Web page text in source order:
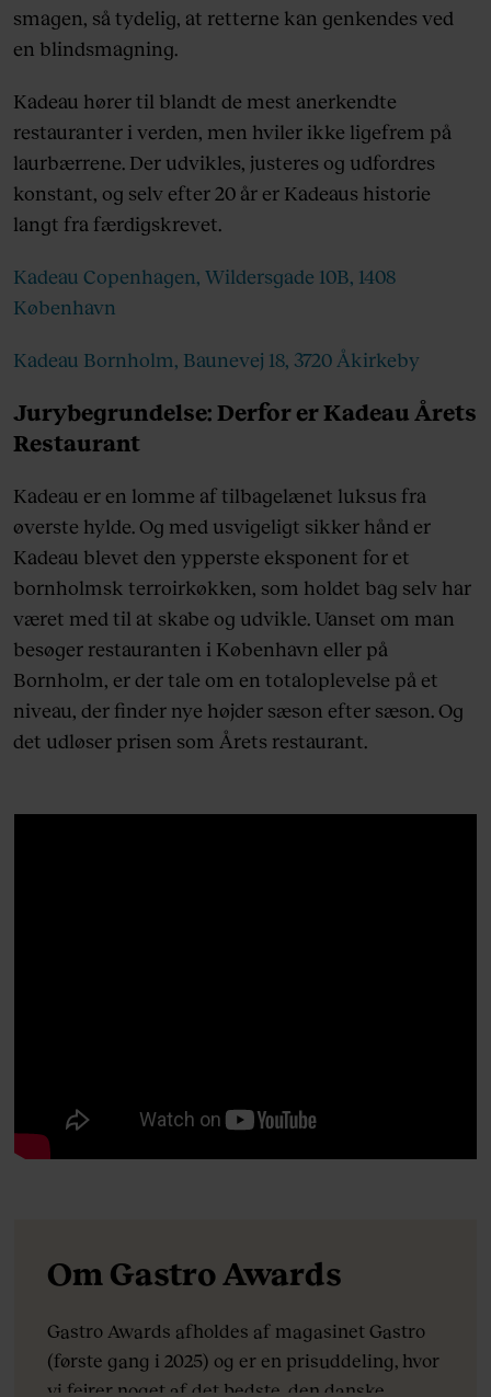
smagen, så tydelig, at retterne kan genkendes ved
en blindsmagning.
Kadeau hører til blandt de mest anerkendte
restauranter i verden, men hviler ikke ligefrem på
laurbærrene. Der udvikles, justeres og udfordres
konstant, og selv efter 20 år er Kadeaus historie
langt fra færdigskrevet.
Kadeau Copenhagen, Wildersgade 10B, 1408
København
Kadeau Bornholm, Baunevej 18, 3720 Åkirkeby
Jurybegrundelse: Derfor er Kadeau Årets
Restaurant
Kadeau er en lomme af tilbagelænet luksus fra
øverste hylde. Og med usvigeligt sikker hånd er
Kadeau blevet den ypperste eksponent for et
bornholmsk terroirkøkken, som holdet bag selv har
været med til at skabe og udvikle. Uanset om man
besøger restauranten i København eller på
Bornholm, er der tale om en totaloplevelse på et
niveau, der finder nye højder sæson efter sæson. Og
det udløser prisen som Årets restaurant.
Om Gastro Awards
Gastro Awards afholdes af magasinet Gastro
(første gang i 2025) og er en prisuddeling, hvor
vi fejrer noget af det bedste, den danske